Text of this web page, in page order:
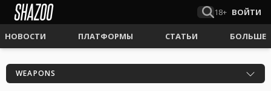
18+ ВОЙТИ
НОВОСТИ ПЛАТФОРМЫ СТАТЬИ БОЛЬШЕ
WEAPONS